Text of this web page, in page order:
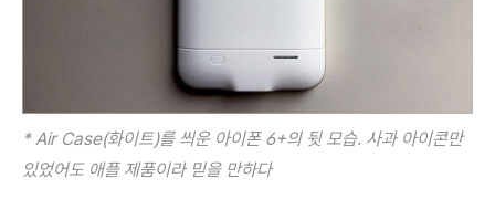
* Air Case(화이트)를 씌운 아이폰 6+의 뒷 모습. 사과 아이콘만
있었어도 애플 제품이라 믿을 만하다